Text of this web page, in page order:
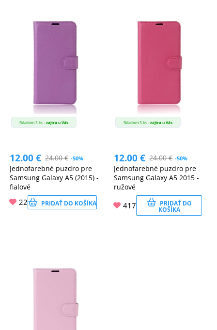
Skladom 3 ks -zajtra u Vás
12.00€ 24.00€ -50%
Jednofarebné puzdro pre
Samsung Galaxy A5 (2015) -
fialové
22 PRIDAŤ DO KOŠÍKA
Skladom 3 ks -zajtra u Vás
12.00€ 24.00€ -50%
Jednofarebné puzdro pre
Samsung Galaxy A5 2015 -
ružové
417 PRIDAŤ DO
KOŠÍKA